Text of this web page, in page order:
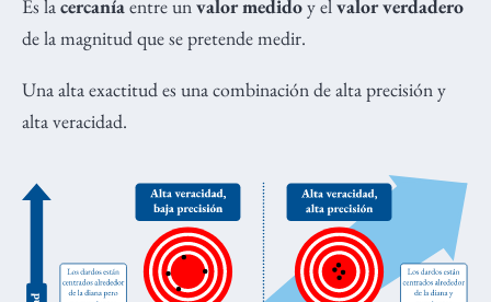
Es lacercaníaentre unvalor medidoy elvalor verdadero
de la magnitud que se pretende medir.
Una alta exactitud es una combinación de alta precisión y
alta veracidad.